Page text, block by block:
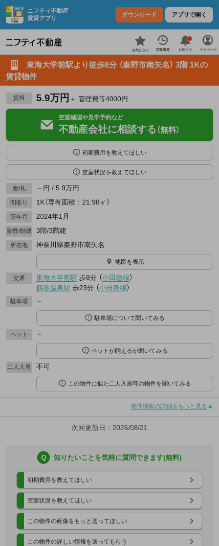
ニフティ不動産
賃貸アプリ
ダウンロード アプリで開く
お気に入り 閲覧履歴 お知らせ マイページ
東海大学前駅より徒歩8分 （秦野市南矢名） 3階 1Kの
賃貸物件
賃料 5.9万円 ＋ 管理費等4000円
空室確認や見学予約など
不動産会社に相談する （無料）
初期費用を教えてほしい
空室状況を教えてほしい
敷/礼 －円 / 5.9万円
間取り 1K（専有面積：21.98㎡）
築年月 2024年1月
階数/階建 3階/3階建
所在地 神奈川県秦野市南矢名
地図を表示
交通 東海大学前駅 歩8分 （小田急線）
鶴巻温泉駅 歩23分 （小田急線）
駐車場 －
駐車場について聞いてみる
ペット －
ペットが飼えるか聞いてみる
二人入居 不可
この物件に似た二人入居可の物件を聞いてみる
物件情報の詳細をもっと見る
次回更新日：2026/08/21
Q 知りたいことを気軽に質問できます(無料)
初期費用を教えてほしい
空室状況を教えてほしい
この物件の画像をもっと送ってほしい
この物件の詳しい情報を送ってもらう